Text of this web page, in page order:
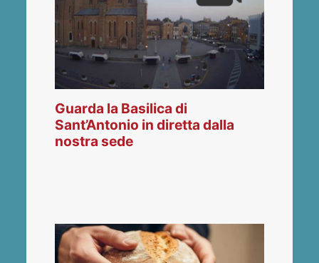
Guarda la Basilica di
Sant’Antonio in diretta dalla
nostra sede